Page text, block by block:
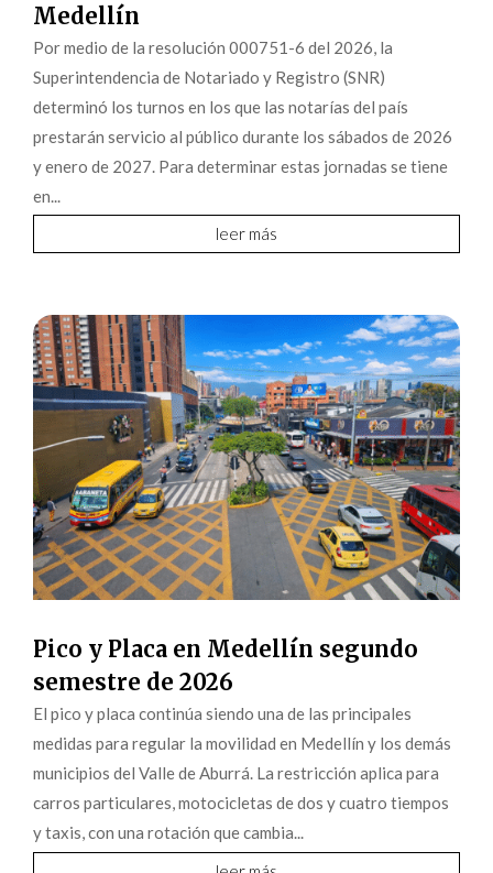
Medellín
Por medio de la resolución 000751-6 del 2026, la
Superintendencia de Notariado y Registro (SNR)
determinó los turnos en los que las notarías del país
prestarán servicio al público durante los sábados de 2026
y enero de 2027. Para determinar estas jornadas se tiene
en...
leer más
Pico y Placa en Medellín segundo
semestre de 2026
El pico y placa continúa siendo una de las principales
medidas para regular la movilidad en Medellín y los demás
municipios del Valle de Aburrá. La restricción aplica para
carros particulares, motocicletas de dos y cuatro tiempos
y taxis, con una rotación que cambia...